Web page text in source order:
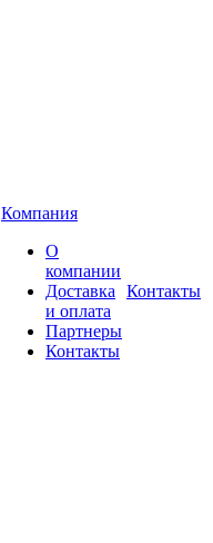
Компания
О
компании
Доставка
и оплата
Партнеры
Контакты
Контакты